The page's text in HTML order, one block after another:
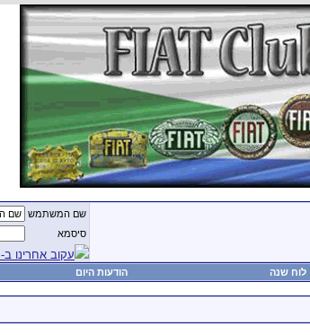
שם המשתמש
סיסמא
עקוב אחרינו ב-RSS
לוח שנה הודעות היום